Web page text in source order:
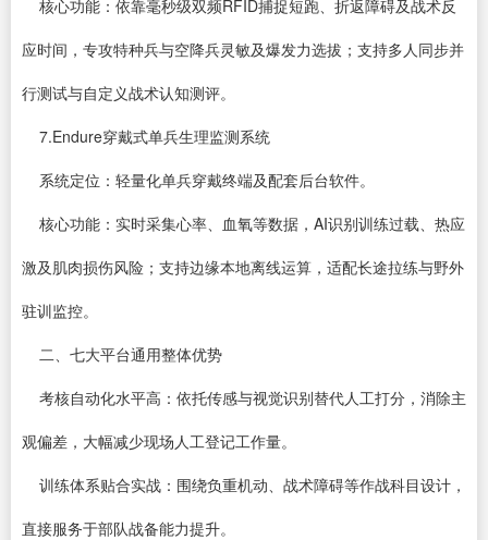
核心功能：依靠毫秒级双频RFID捕捉短跑、折返障碍及战术反
应时间，专攻特种兵与空降兵灵敏及爆发力选拔；支持多人同步并
行测试与自定义战术认知测评。
7.Endure穿戴式单兵生理监测系统
系统定位：轻量化单兵穿戴终端及配套后台软件。
核心功能：实时采集心率、血氧等数据，AI识别训练过载、热应
激及肌肉损伤风险；支持边缘本地离线运算，适配长途拉练与野外
驻训监控。
二、七大平台通用整体优势
考核自动化水平高：依托传感与视觉识别替代人工打分，消除主
观偏差，大幅减少现场人工登记工作量。
训练体系贴合实战：围绕负重机动、战术障碍等作战科目设计，
直接服务于部队战备能力提升。